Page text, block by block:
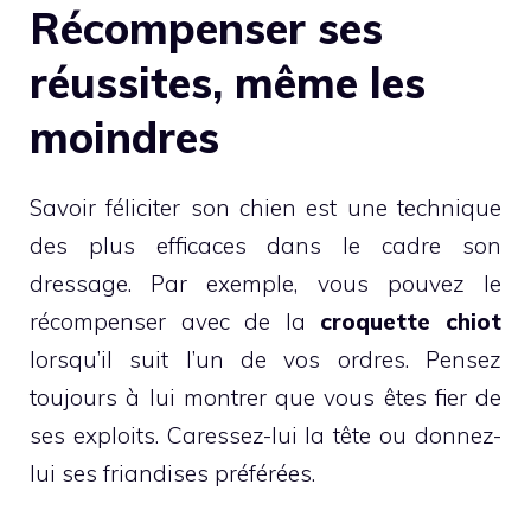
Récompenser ses
réussites, même les
moindres
Savoir féliciter son chien est une technique
des plus efficaces dans le cadre son
dressage. Par exemple, vous pouvez le
récompenser avec de la croquette chiot
lorsqu’il suit l’un de vos ordres. Pensez
toujours à lui montrer que vous êtes fier de
ses exploits. Caressez-lui la tête ou donnez-
lui ses friandises préférées.